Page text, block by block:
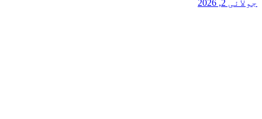
جولائی 2, 2026